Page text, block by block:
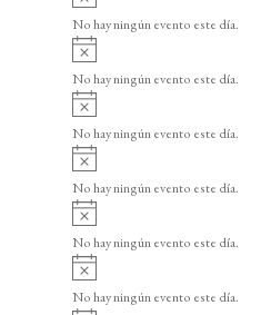
o
v
i
o
No hay ningún evento este día.
A
v
i
o
No hay ningún evento este día.
v
i
o
No hay ningún evento este día.
v
i
o
No hay ningún evento este día.
v
i
o
No hay ningún evento este día.
v
i
No hay ningún evento este día.